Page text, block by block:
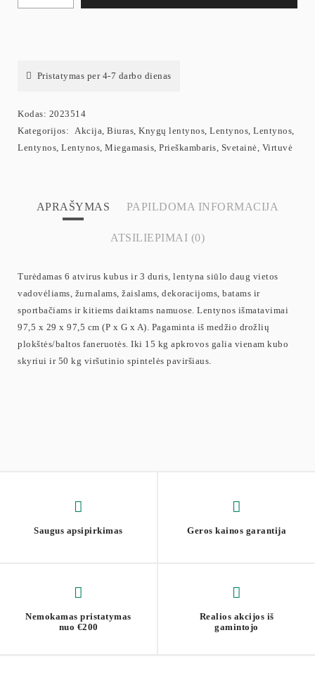
Pristatymas per 4-7 darbo dienas
Kodas: 2023514
Kategorijos: Akcija, Biuras, Knygų lentynos, Lentynos, Lentynos,
Lentynos, Lentynos, Miegamasis, Prieškambaris, Svetainė, Virtuvė
APRAŠYMAS PAPILDOMA INFORMACIJA
ATSILIEPIMAI (0)
Turėdamas 6 atvirus kubus ir 3 duris, lentyna siūlo daug vietos
vadovėliams, žurnalams, žaislams, dekoracijoms, batams ir
sportbačiams ir kitiems daiktams namuose. Lentynos išmatavimai
97,5 x 29 x 97,5 cm (P x G x A). Pagaminta iš medžio drožlių
plokštės/baltos faneruotės. Iki 15 kg apkrovos galia vienam kubo
skyriui ir 50 kg viršutinio spintelės paviršiaus.
Saugus apsipirkimas Geros kainos garantija
Nemokamas pristatymas
nuo €200
Realios akcijos iš
gamintojo